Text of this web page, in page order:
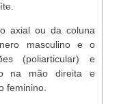
axial ou da coluna
masculino e o
(poliarticular) e
na mão direita e
feminino.